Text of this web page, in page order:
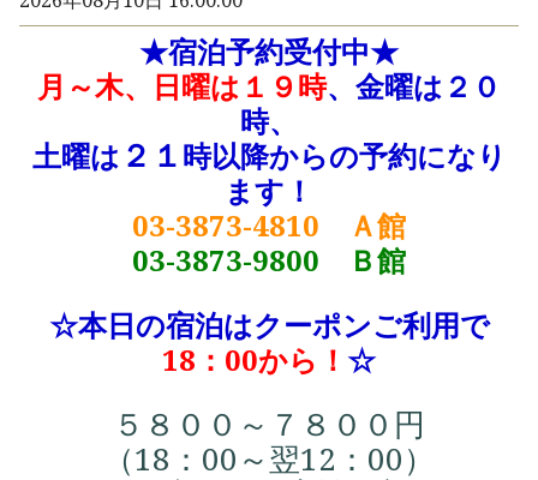
★宿泊予約受付中★
月～木、日曜は１９時、金曜は２０
時、
土曜は ２１時以降からの予約になり
ます！
03-3873-4810 Ａ館
03-3873-9800 Ｂ館
☆本日の宿泊はクーポンご利用で
18：00から！ ☆
５８００～７８００円
（18：00～翌12：00）